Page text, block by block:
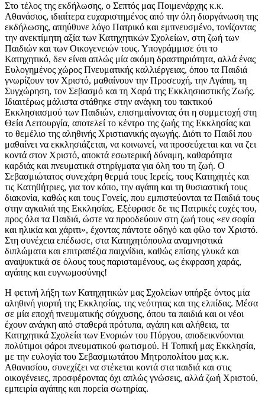
​Στο τέλος της εκδήλωσης, ο Σεπτός μας Ποιμενάρχης κ.κ.
Αθανάσιος, ιδιαίτερα ευχαριστημένος από την όλη διοργάνωση της
εκδήλωσης, απηύθυνε λόγο Πατρικό και εμπνευσμένο, τονίζοντας
την ανεκτίμητη αξία των Κατηχητικών Σχολείων, στη ζωή των
Παιδιών και των Οικογενειών τους. Υπογράμμισε ότι το
Κατηχητικό, δεν είναι απλώς μία ακόμη δραστηριότητα, αλλά ένας
Ευλογημένος χώρος Πνευματικής καλλιέργειας, όπου τα Παιδιά
γνωρίζουν τον Χριστό, μαθαίνουν την Προσευχή, την Αγάπη, τη
Συγχώρηση, τον Σεβασμό και τη Χαρά της Εκκλησιαστικής Ζωής.
Ιδιαιτέρως μάλιστα στάθηκε στην ανάγκη του τακτικού
Εκκλησιασμού των Παιδιών, επισημαίνοντας ότι η συμμετοχή στη
Θεία Λειτουργία, αποτελεί το κέντρο της ζωής της Εκκλησίας και
το θεμέλιο της αληθινής Χριστιανικής αγωγής. Διότι το Παιδί που
μαθαίνει να εκκλησιάζεται, να κοινωνεί, να προσεύχεται και να ζει
κοντά στον Χριστό, αποκτά εσωτερική δύναμη, καθαρότητα
καρδιάς και πνευματικά στηρίγματα για όλη του τη ζωή. Ο
Σεβασμιώτατος συνεχάρη θερμά τους Ιερείς, τους Κατηχητές και
τις Κατηθήτριες, για τον κόπο, την αγάπη και τη θυσιαστική τους
διακονία, καθώς και τους Γονείς, που εμπιστεύονται τα Παιδιά τους
στην αγκαλιά της Εκκλησίας. Εξέφρασε δε τις Πατρικές ευχές του,
προς όλα τα Παιδιά, ώστε να προοδεύουν στη ζωή τους «εν σοφία
και ηλικία και χάριτι», έχοντας πάντοτε οδηγό και φίλο τον Χριστό.
Στη συνέχεια επέδωσε, στα Κατηχητόπουλα αναμνηστικά
διπλώματα και επιτραπέζια παιχνίδια, καθώς επίσης γλυκά και
αναψυκτικά σε όλους τους παρισταμένους, ως έκφραση χαράς,
αγάπης και ευγνωμοσύνης!
​Η φετινή λήξη των Κατηχητικών μας Σχολείων υπήρξε όντος μία
αληθινή γιορτή της Εκκλησίας, της νεότητας και της ελπίδας. Μέσα
σε μία εποχή πνευματικής σύγχυσης, όπου τα παιδιά και οι νέοι
έχουν ανάγκη από σταθερά πρότυπα, αγάπη και αλήθεια, τα
Κατηχητικά Σχολεία των Ενοριών του Πύργου, αποδεικνύονται
πολύτιμοι φάροι πνευματικού φωτισμού. Η Τοπική μας Εκκλησία,
με την ευλογία του Σεβασμιωτάτου Μητροπολίτου μας κ.κ.
Αθανασίου, συνεχίζει να στέκεται κοντά στα παιδιά και στις
οικογένειες, προσφέροντας όχι απλώς γνώσεις, αλλά ζωή Χριστού,
εμπειρία αγάπης και πορεία σωτηρίας.